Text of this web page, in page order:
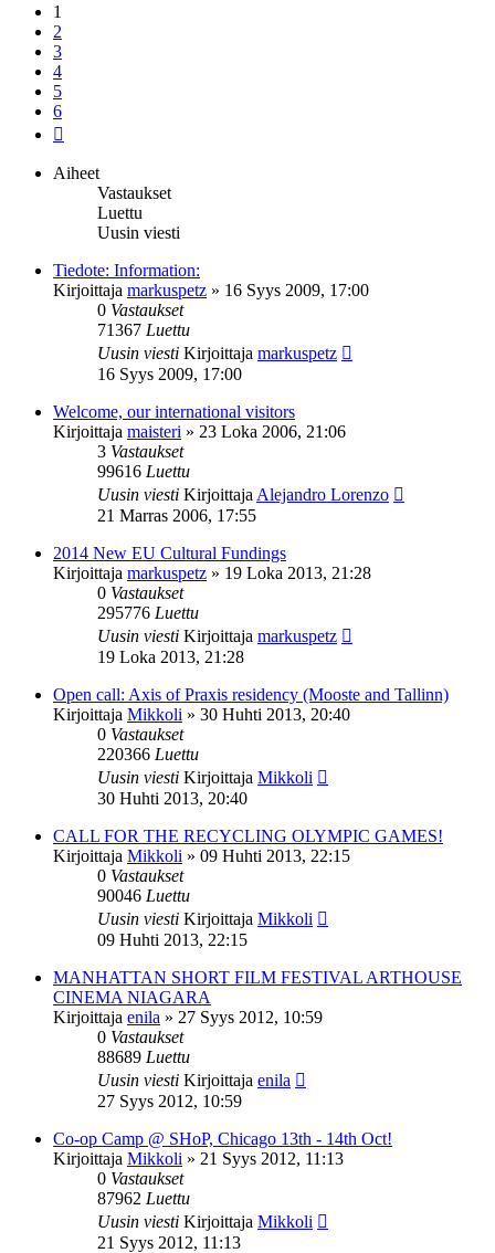
1
2
3
4
5
6
Aiheet
Vastaukset
Luettu
Uusin viesti
Tiedote: Information:
Kirjoittaja markuspetz » 16 Syys 2009, 17:00
0 Vastaukset
71367 Luettu
Uusin viesti Kirjoittaja markuspetz
16 Syys 2009, 17:00
Welcome, our international visitors
Kirjoittaja maisteri » 23 Loka 2006, 21:06
3 Vastaukset
99616 Luettu
Uusin viesti Kirjoittaja Alejandro Lorenzo
21 Marras 2006, 17:55
2014 New EU Cultural Fundings
Kirjoittaja markuspetz » 19 Loka 2013, 21:28
0 Vastaukset
295776 Luettu
Uusin viesti Kirjoittaja markuspetz
19 Loka 2013, 21:28
Open call: Axis of Praxis residency (Mooste and Tallinn)
Kirjoittaja Mikkoli » 30 Huhti 2013, 20:40
0 Vastaukset
220366 Luettu
Uusin viesti Kirjoittaja Mikkoli
30 Huhti 2013, 20:40
CALL FOR THE RECYCLING OLYMPIC GAMES!
Kirjoittaja Mikkoli » 09 Huhti 2013, 22:15
0 Vastaukset
90046 Luettu
Uusin viesti Kirjoittaja Mikkoli
09 Huhti 2013, 22:15
MANHATTAN SHORT FILM FESTIVAL ARTHOUSE
CINEMA NIAGARA
Kirjoittaja enila » 27 Syys 2012, 10:59
0 Vastaukset
88689 Luettu
Uusin viesti Kirjoittaja enila
27 Syys 2012, 10:59
Co-op Camp @ SHoP, Chicago 13th - 14th Oct!
Kirjoittaja Mikkoli » 21 Syys 2012, 11:13
0 Vastaukset
87962 Luettu
Uusin viesti Kirjoittaja Mikkoli
21 Syys 2012, 11:13